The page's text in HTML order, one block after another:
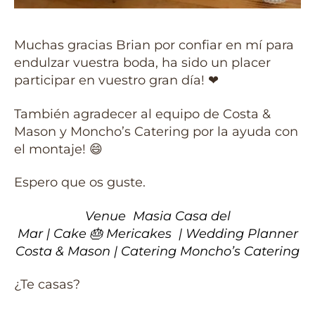
Muchas gracias Brian por confiar en mí para
endulzar vuestra boda, ha sido un placer
participar en vuestro gran día! ❤
También agradecer al equipo de Costa &
Mason y Moncho’s Catering por la ayuda con
el montaje! 😄
Espero que os guste.
Venue Masia Casa del
Mar| Cake 🎂 Mericakes | Wedding Planner
Costa & Mason | Catering Moncho’s Catering
¿Te casas?